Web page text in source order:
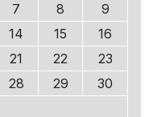
7 8
9
14 15
16
21 22
23
28 29
30